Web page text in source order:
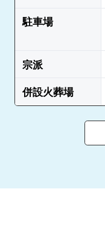
駐車場
宗派
併設火葬場